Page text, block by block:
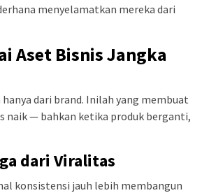
menyelamatkan mereka dari
Aset Bisnis Jangka
dari brand. Inilah yang membuat
naik — bahkan ketika produk berganti,
dari Viralitas
konsistensi jauh lebih membangun